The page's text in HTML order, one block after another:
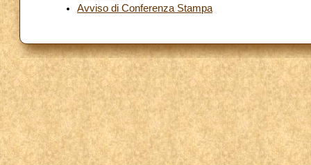
Avviso di Conferenza Stampa